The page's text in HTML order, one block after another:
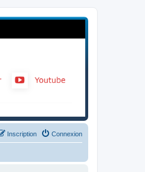
Connexion
Inscription